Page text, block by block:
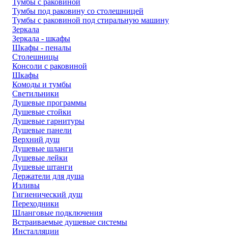
Тумбы с раковиной
Тумбы под раковину со столешницей
Тумбы с раковиной под стиральную машину
Зеркала
Зеркала - шкафы
Шкафы - пеналы
Столешницы
Консоли с раковиной
Шкафы
Комоды и тумбы
Светильники
Душевые программы
Душевые стойки
Душевые гарнитуры
Душевые панели
Верхний душ
Душевые шланги
Душевые лейки
Душевые штанги
Держатели для душа
Изливы
Гигиенический душ
Переходники
Шланговые подключения
Встраиваемые душевые системы
Инсталляции